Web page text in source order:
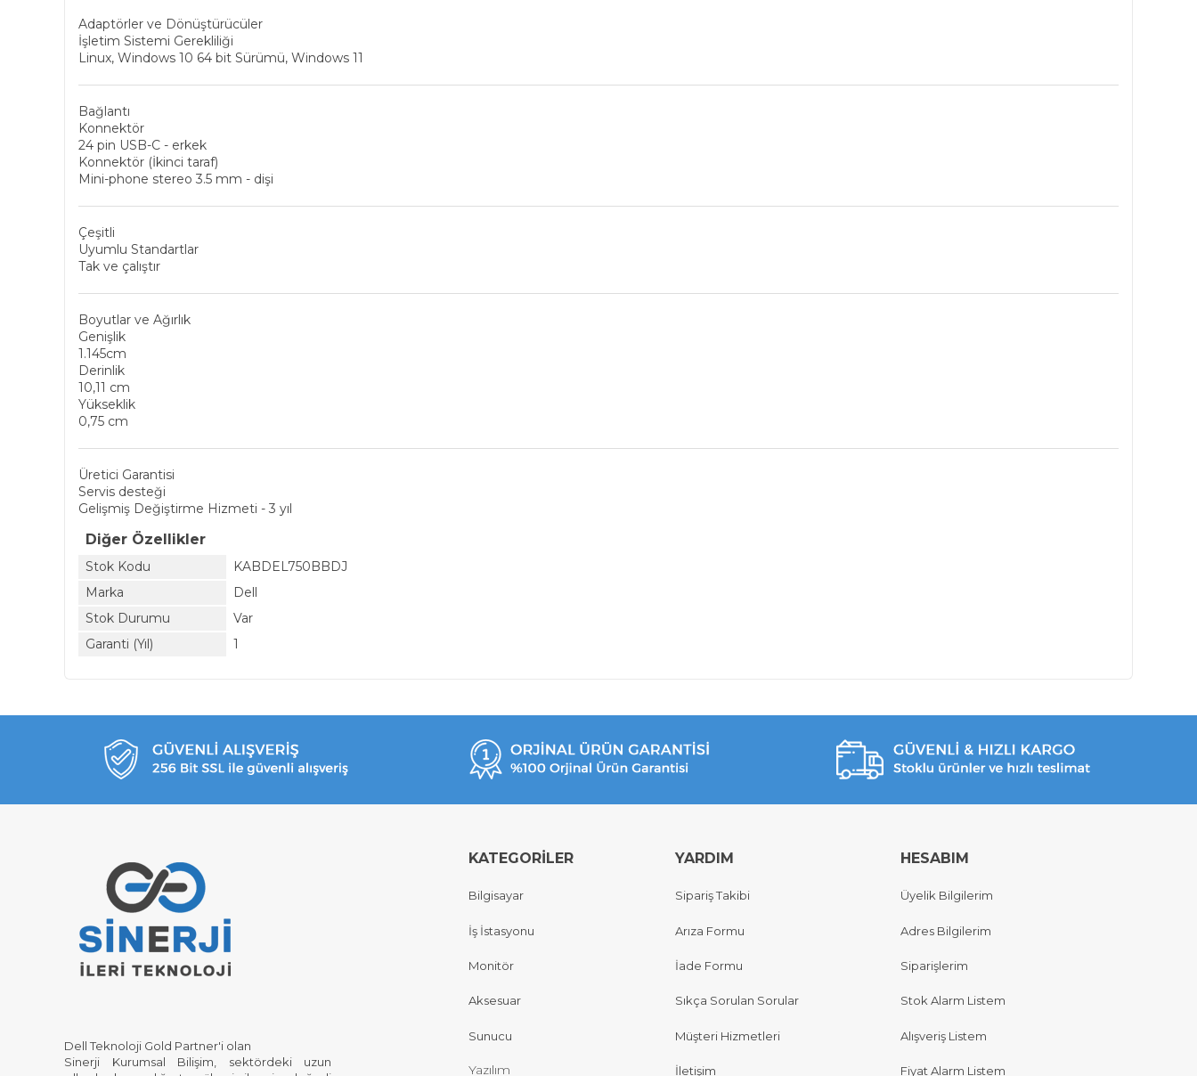
Adaptörler ve Dönüştürücüler
İşletim Sistemi Gerekliliği
Linux, Windows 10 64 bit Sürümü, Windows 11
Bağlantı
Konnektör
24 pin USB-C - erkek
Konnektör (İkinci taraf)
Mini-phone stereo 3.5 mm - dişi
Çeşitli
Uyumlu Standartlar
Tak ve çalıştır
Boyutlar ve Ağırlık
Genişlik
1.145cm
Derinlik
10,11 cm
Yükseklik
0,75 cm
Üretici Garantisi
Servis desteği
Gelişmiş Değiştirme Hizmeti - 3 yıl
Diğer Özellikler
Stok Kodu
KABDEL750BBDJ
Marka
Dell
Stok Durumu
Var
Garanti (Yıl)
1
Dell Teknoloji Gold Partner'i olan
Sinerji Kurumsal Bilişim, sektördeki uzun
KATEGORİLER
Bilgisayar
İş İstasyonu
Monitör
Aksesuar
Sunucu
Yazılım
YARDIM
Sipariş Takibi
Arıza Formu
İade Formu
Sıkça Sorulan Sorular
Müşteri Hizmetleri
İletişim
HESABIM
Üyelik Bilgilerim
Adres Bilgilerim
Siparişlerim
Stok Alarm Listem
Alışveriş Listem
Fiyat Alarm Listem